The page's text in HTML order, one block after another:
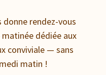
donne rendez-vous
dédiée aux
conviviale — sans
matin !